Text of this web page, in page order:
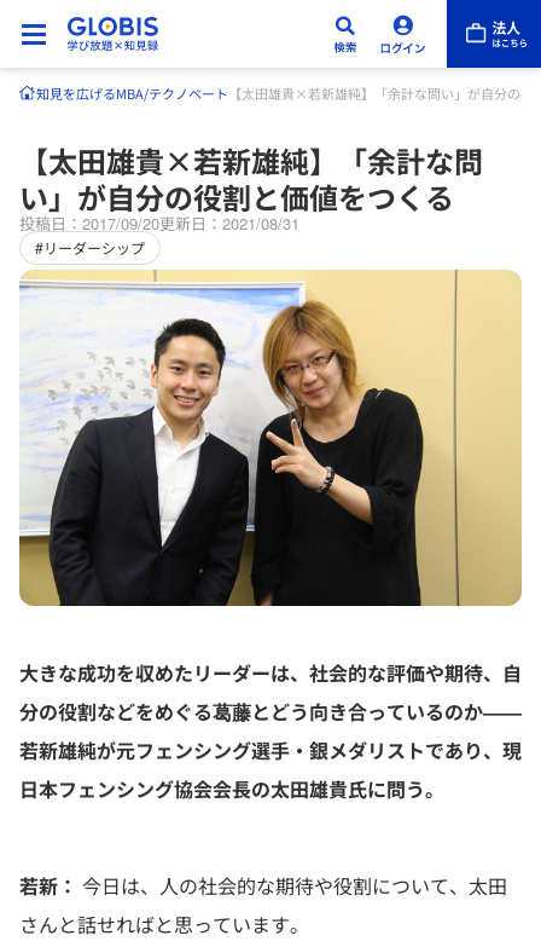
知見を広げるMBA/テクノベート 【太田雄貴×若新雄純】「余計な問い」が自分の役
【太田雄貴×若新雄純】「余計な問
い」が自分の役割と価値をつくる
投稿日：2017/09/20更新日：2021/08/31
#リーダーシップ
大きな成功を収めたリーダーは、社会的な評価や期待、自
分の役割などをめぐる葛藤とどう向き合っているのか――
若新雄純が元フェンシング選手・銀メダリストであり、現
日本フェンシング協会会長の太田雄貴氏に問う。
若新： 今日は、人の社会的な期待や役割について、太田
さんと話せればと思っています。